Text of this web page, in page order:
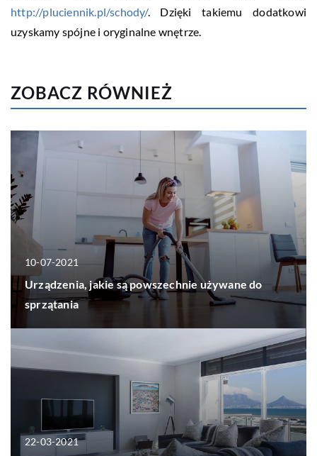
http://pluciennik.pl/schody/. Dzięki takiemu dodatkowi
uzyskamy spójne i oryginalne wnętrze.
ZOBACZ RÓWNIEŻ
10-07-2021
Urządzenia, jakie są powszechnie używane do
sprzątania
22-03-2021